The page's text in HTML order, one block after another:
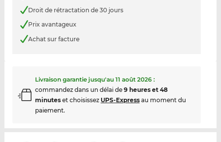
Droit de rétractation de 30 jours
Prix avantageux
Achat sur facture
Livraison garantie jusqu'au 11 août 2026:
commandez dans un délai de 9 heures et 48
minuteset choisissez UPS-Expressau moment du
paiement.